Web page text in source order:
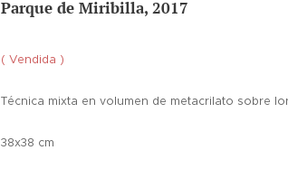
Parque de Miribilla, 2017
( Vendida )
Técnica mixta en volumen de metacrilato sobre
38x38 cm